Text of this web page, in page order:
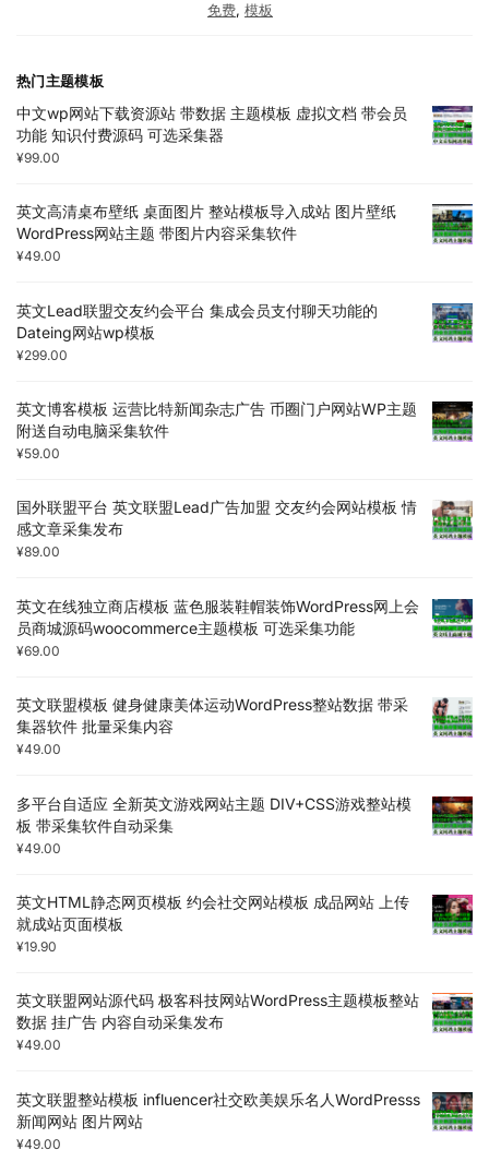
免费, 模板
热门主题模板
中文wp网站下载资源站 带数据 主题模板 虚拟文档 带会员
功能 知识付费源码 可选采集器
¥99.00
英文高清桌布壁纸 桌面图片 整站模板导入成站 图片壁纸
WordPress网站主题 带图片内容采集软件
¥49.00
英文Lead联盟交友约会平台 集成会员支付聊天功能的
Dateing网站wp模板
¥299.00
英文博客模板 运营比特新闻杂志广告 币圈门户网站WP主题
附送自动电脑采集软件
¥59.00
国外联盟平台 英文联盟Lead广告加盟 交友约会网站模板 情
感文章采集发布
¥89.00
英文在线独立商店模板 蓝色服装鞋帽装饰WordPress网上会
员商城源码woocommerce主题模板 可选采集功能
¥69.00
英文联盟模板 健身健康美体运动WordPress整站数据 带采
集器软件 批量采集内容
¥49.00
多平台自适应 全新英文游戏网站主题 DIV+CSS游戏整站模
板 带采集软件自动采集
¥49.00
英文HTML静态网页模板 约会社交网站模板 成品网站 上传
就成站页面模板
¥19.90
英文联盟网站源代码 极客科技网站WordPress主题模板整站
数据 挂广告 内容自动采集发布
¥49.00
英文联盟整站模板 influencer社交欧美娱乐名人WordPresss
新闻网站 图片网站
¥49.00